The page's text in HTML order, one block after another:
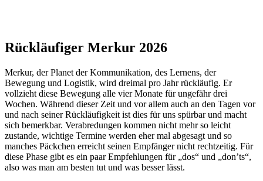
Rückläufiger Merkur 2026
Merkur, der Planet der Kommunikation, des Lernens, der
Bewegung und Logistik, wird dreimal pro Jahr rückläufig. Er
vollzieht diese Bewegung alle vier Monate für ungefähr drei
Wochen. Während dieser Zeit und vor allem auch an den Tagen vor
und nach seiner Rückläufigkeit ist dies für uns spürbar und macht
sich bemerkbar. Verabredungen kommen nicht mehr so leicht
zustande, wichtige Termine werden eher mal abgesagt und so
manches Päckchen erreicht seinen Empfänger nicht rechtzeitig. Für
diese Phase gibt es ein paar Empfehlungen für „dos“ und „don’ts“,
also was man am besten tut und was besser lässt.